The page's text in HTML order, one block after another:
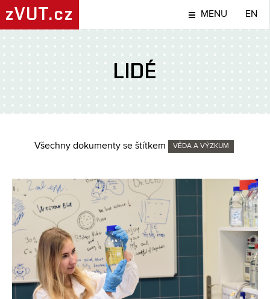
zVUT.cz MENU EN
LIDÉ
Všechny dokumenty se štítkem VĚDA A VÝZKUM